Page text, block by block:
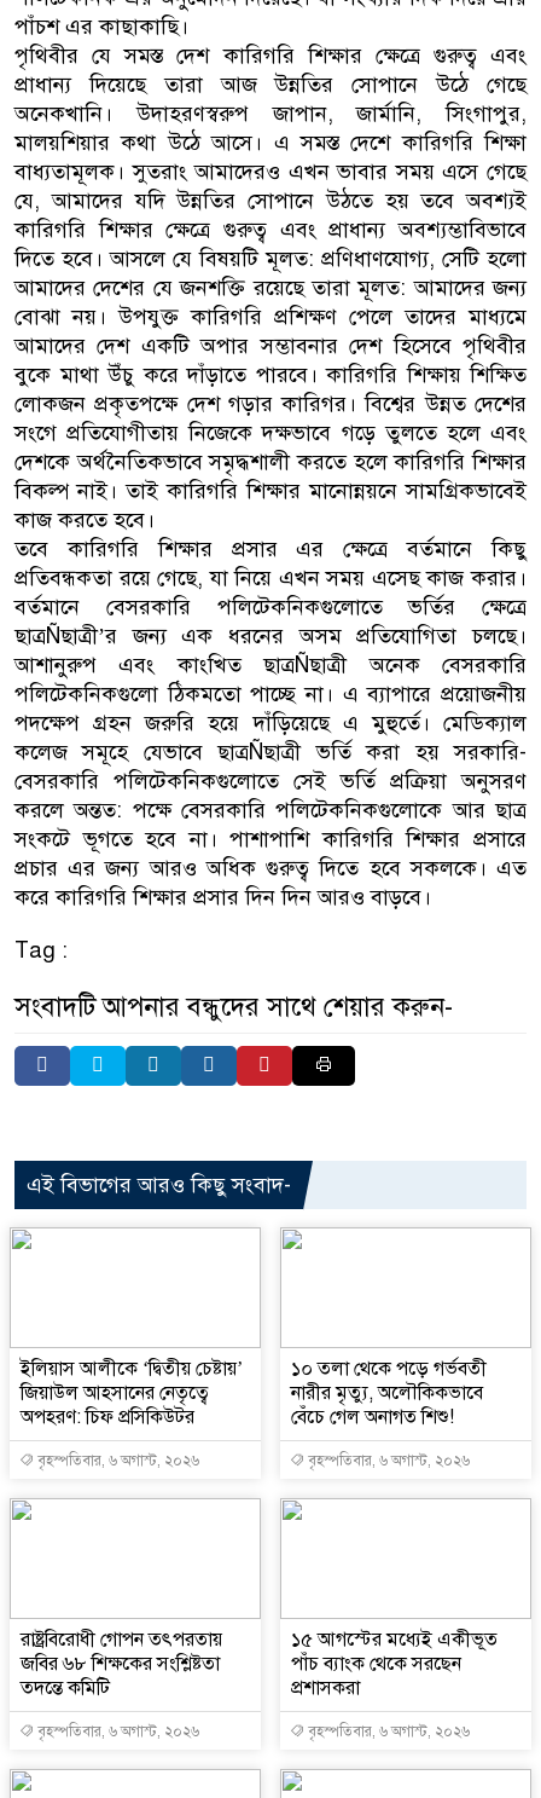
পাঁচশ এর কাছাকাছি।
পৃথিবীর যে সমস্ত দেশ কারিগরি শিক্ষার ক্ষেত্রে গুরুত্ব এবং
প্রাধান্য দিয়েছে তারা আজ উন্নতির সোপানে উঠে গেছে
অনেকখানি। উদাহরণস্বরুপ জাপান, জার্মানি, সিংগাপুর,
মালয়শিয়ার কথা উঠে আসে। এ সমস্ত দেশে কারিগরি শিক্ষা
বাধ্যতামূলক। সুতরাং আমাদেরও এখন ভাবার সময় এসে গেছে
যে, আমাদের যদি উন্নতির সোপানে উঠতে হয় তবে অবশ্যই
কারিগরি শিক্ষার ক্ষেত্রে গুরুত্ব এবং প্রাধান্য অবশ্যম্ভাবিভাবে
দিতে হবে। আসলে যে বিষয়টি মূলত: প্রণিধাণযোগ্য, সেটি হলো
আমাদের দেশের যে জনশক্তি রয়েছে তারা মূলত: আমাদের জন্য
বোঝা নয়। উপযুক্ত কারিগরি প্রশিক্ষণ পেলে তাদের মাধ্যমে
আমাদের দেশ একটি অপার সম্ভাবনার দেশ হিসেবে পৃথিবীর
বুকে মাথা উঁচু করে দাঁড়াতে পারবে। কারিগরি শিক্ষায় শিক্ষিত
লোকজন প্রকৃতপক্ষে দেশ গড়ার কারিগর। বিশ্বের উন্নত দেশের
সংগে প্রতিযোগীতায় নিজেকে দক্ষভাবে গড়ে তুলতে হলে এবং
দেশকে অর্থনৈতিকভাবে সমৃদ্ধশালী করতে হলে কারিগরি শিক্ষার
বিকল্প নাই। তাই কারিগরি শিক্ষার মানোন্নয়নে সামগ্রিকভাবেই
কাজ করতে হবে।
তবে কারিগরি শিক্ষার প্রসার এর ক্ষেত্রে বর্তমানে কিছু
প্রতিবন্ধকতা রয়ে গেছে, যা নিয়ে এখন সময় এসেছ কাজ করার।
বর্তমানে বেসরকারি পলিটেকনিকগুলোতে ভর্তির ক্ষেত্রে
ছাত্রÑছাত্রী’র জন্য এক ধরনের অসম প্রতিযোগিতা চলছে।
আশানুরুপ এবং কাংখিত ছাত্রÑছাত্রী অনেক বেসরকারি
পলিটেকনিকগুলো ঠিকমতো পাচ্ছে না। এ ব্যাপারে প্রয়োজনীয়
পদক্ষেপ গ্রহন জরুরি হয়ে দাঁড়িয়েছে এ মুহুর্তে। মেডিক্যাল
কলেজ সমূহে যেভাবে ছাত্রÑছাত্রী ভর্তি করা হয় সরকারি-
বেসরকারি পলিটেকনিকগুলোতে সেই ভর্তি প্রক্রিয়া অনুসরণ
করলে অন্তত: পক্ষে বেসরকারি পলিটেকনিকগুলোকে আর ছাত্র
সংকটে ভূগতে হবে না। পাশাপাশি কারিগরি শিক্ষার প্রসারে
প্রচার এর জন্য আরও অধিক গুরুত্ব দিতে হবে সকলকে। এত
করে কারিগরি শিক্ষার প্রসার দিন দিন আরও বাড়বে।
Tag :
সংবাদটি আপনার বন্ধুদের সাথে শেয়ার করুন-
এই বিভাগের আরও কিছু সংবাদ-
ইলিয়াস আলীকে ‘দ্বিতীয় চেষ্টায়’
জিয়াউল আহসানের নেতৃত্বে
অপহরণ: চিফ প্রসিকিউটর
বৃহস্পতিবার, ৬ অগাস্ট, ২০২৬
১০ তলা থেকে পড়ে গর্ভবতী
নারীর মৃত্যু, অলৌকিকভাবে
বেঁচে গেল অনাগত শিশু!
বৃহস্পতিবার, ৬ অগাস্ট, ২০২৬
রাষ্ট্রবিরোধী গোপন তৎপরতায়
জবির ৬৮ শিক্ষকের সংশ্লিষ্টতা
তদন্তে কমিটি
বৃহস্পতিবার, ৬ অগাস্ট, ২০২৬
১৫ আগস্টের মধ্যেই একীভূত
পাঁচ ব্যাংক থেকে সরছেন
প্রশাসকরা
বৃহস্পতিবার, ৬ অগাস্ট, ২০২৬